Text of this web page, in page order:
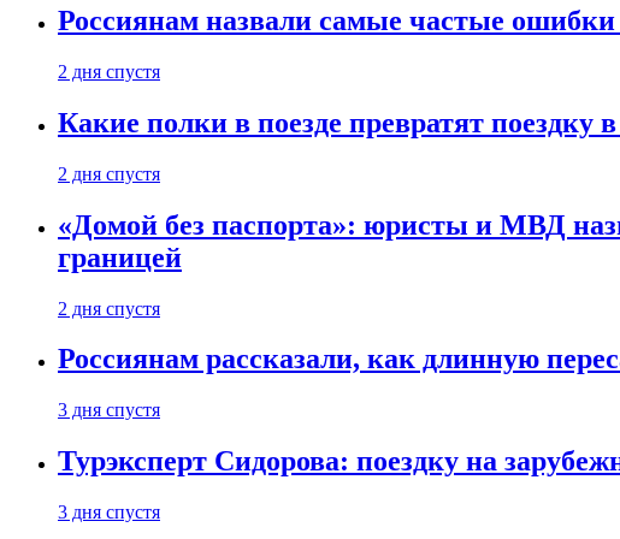
Россиянам назвали самые частые
2 дня спустя
Какие полки в поезде превратят
2 дня спустя
«Домой без паспорта»: юристы и МВД
границей
2 дня спустя
Россиянам рассказали, как длинную
3 дня спустя
Турэксперт Сидорова: поездку на
3 дня спустя